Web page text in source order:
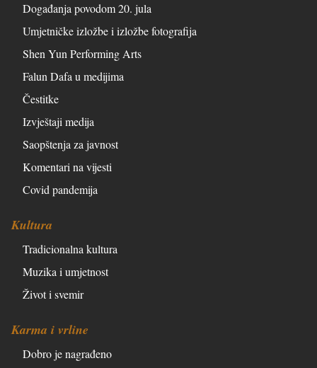
Događanja povodom 20. jula
Umjetničke izložbe i izložbe fotografija
Shen Yun Performing Arts
Falun Dafa u medijima
Čestitke
Izvještaji medija
Saopštenja za javnost
Komentari na vijesti
Covid pandemija
Kultura
Tradicionalna kultura
Muzika i umjetnost
Život i svemir
Karma i vrline
Dobro je nagrađeno